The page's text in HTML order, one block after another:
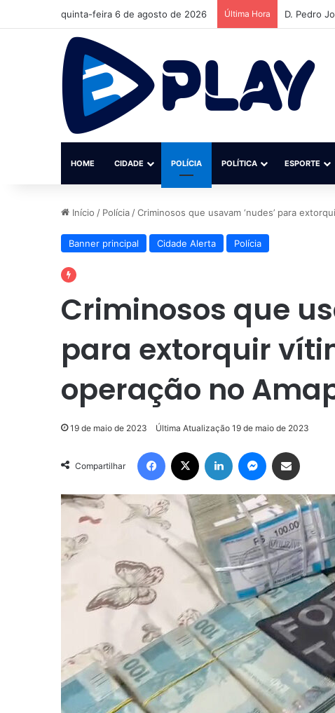
quinta-feira 6 de agosto de 2026 Última Hora Instituto
HOME CIDADE POLÍCIA POLÍTICA ESPORTE
Início / Polícia /Criminosos que usavam ‘nudes’ para
Banner principal Cidade Alerta Polícia
Criminosos que
para extorquir
operação no
19 de maio de 2023 Última Atualização 19 de maio de 2023
Compartilhar
Facebook Linkedin Messenger